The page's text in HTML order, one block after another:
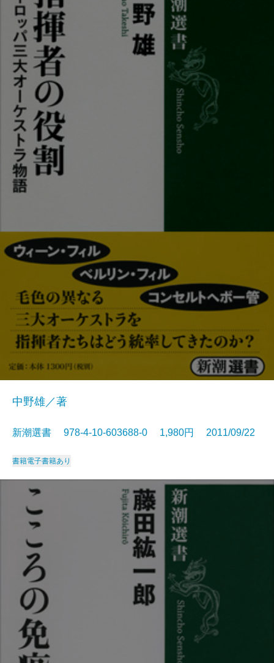
中野雄／著
新潮選書 978-4-10-603688-0 1,980円 2011/09/22
書籍電子書籍あり